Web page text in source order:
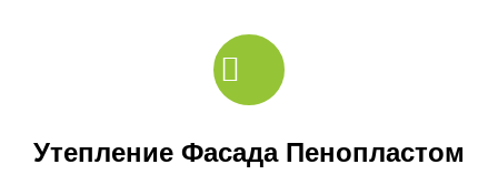
Утепление Фасада Пенопластом